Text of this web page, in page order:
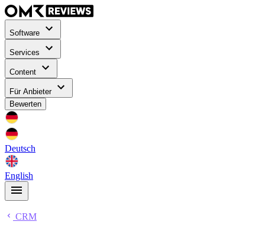
Software
Services
Content
Für Anbieter
Bewerten
Deutsch
English
CRM